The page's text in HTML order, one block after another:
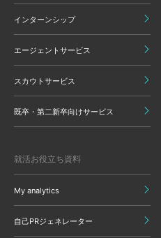
インターンシップ
エージェントサービス
スカウトサービス
既卒・第二新卒向けサービス
就活お役立ち資料
My analytics
自己PRジェネレーター